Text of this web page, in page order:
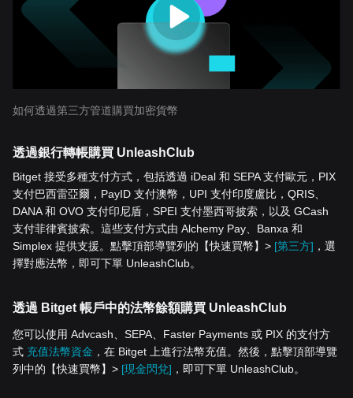
如何透過第三方管道購買加密貨幣
透過銀行轉帳購買 UnleashClub
Bitget 接受多種支付方式，包括透過 iDeal 和 SEPA 支付歐元，PIX
支付巴西雷亞爾，PayID 支付澳幣，UPI 支付印度盧比，QRIS、
DANA 和 OVO 支付印尼盾，SPEI 支付墨西哥披索，以及 GCash
支付菲律賓披索。這些支付方式由 Alchemy Pay、Banxa 和
Simplex 提供支援。點擊頂部導覽列的【快速買幣】> [第三方] ，選
擇對應法幣，即可下單 UnleashClub。
透過 Bitget 帳戶中的法幣餘額購買 UnleashClub
您可以使用 Advcash、SEPA、Faster Payments 或 PIX 的支付方
式 充值法幣資金 ，在 Bitget 上進行法幣充值。然後，點擊頂部導覽
列中的【快速買幣】> [現金閃兌] ，即可下單 UnleashClub。